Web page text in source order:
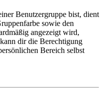
Benutzergruppe bist, dient
sowie den
angezeigt wird,
dir die Berechtigung
Bereich selbst